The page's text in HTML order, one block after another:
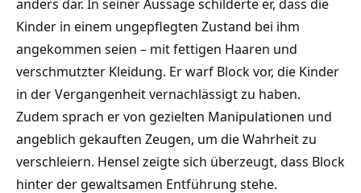
anders dar. In seiner Aussage schilderte er, dass die
Kinder in einem ungepflegten Zustand bei ihm
angekommen seien – mit fettigen Haaren und
verschmutzter Kleidung. Er warf Block vor, die Kinder
in der Vergangenheit vernachlässigt zu haben.
Zudem sprach er von gezielten Manipulationen und
angeblich gekauften Zeugen, um die Wahrheit zu
verschleiern. Hensel zeigte sich überzeugt, dass Block
hinter der gewaltsamen Entführung stehe.